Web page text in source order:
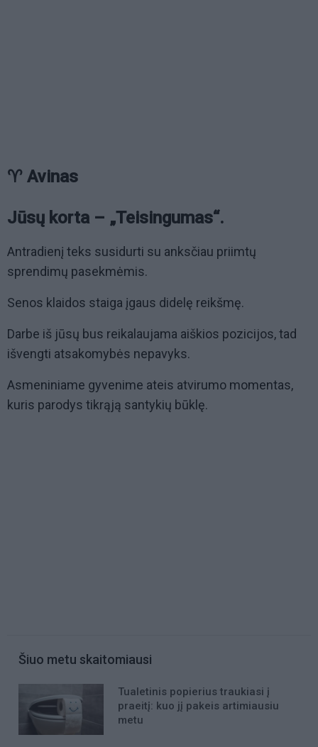
♈ Avinas
Jūsų korta – „Teisingumas“.
Antradienį teks susidurti su anksčiau priimtų
sprendimų pasekmėmis.
Senos klaidos staiga įgaus didelę reikšmę.
Darbe iš jūsų bus reikalaujama aiškios pozicijos, tad
išvengti atsakomybės nepavyks.
Asmeniniame gyvenime ateis atvirumo momentas,
kuris parodys tikrąją santykių būklę.
Šiuo metu skaitomiausi
Tualetinis popierius traukiasi į
praeitį: kuo jį pakeis artimiausiu
metu